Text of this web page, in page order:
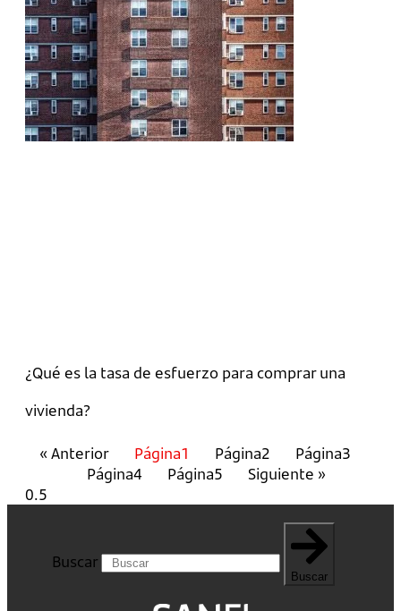
¿Qué es la tasa de esfuerzo para comprar una
vivienda?
« Anterior Página1 Página2 Página3
Página4 Página5 Siguiente »
Buscar
Buscar